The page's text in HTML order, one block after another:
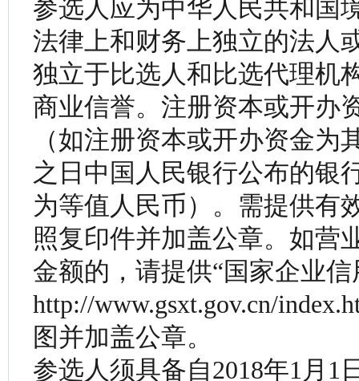
参选人应为中华人民共和国
法律上和财务上独立的法人
独立于比选人和比选代理机
商业信誉。注册资本或开办
（如注册资本或开办资金
之日中国人民银行公布的银
为等值人民币）。需提供有
照复印件并加盖公章。如营
金额的，请提供“国家企业
http://www.gsxt.gov.cn/
图并加盖公章。
参选人须具备自2018年1月1